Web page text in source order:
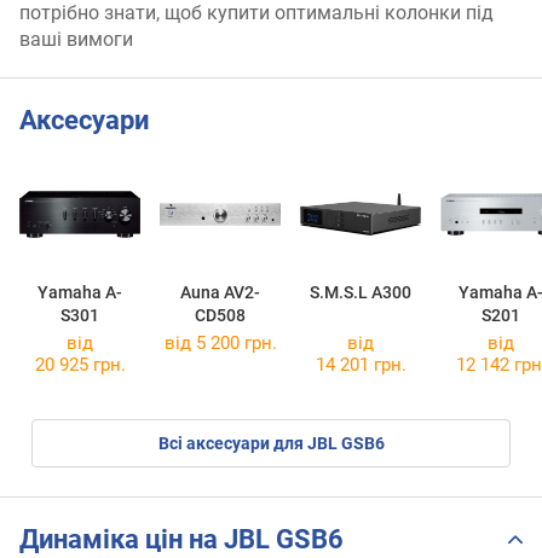
потрібно знати, щоб купити оптимальні колонки під
ваші вимоги
Аксесуари
Yamaha A-
S301
Auna AV2-
CD508
S.M.S.L A300
Yamaha A-
S201
від
20 925 грн.
від 5 200 грн.
від
14 201 грн.
від
12 142
Всі аксесуари для JBL GSB6
Динаміка цін на JBL GSB6